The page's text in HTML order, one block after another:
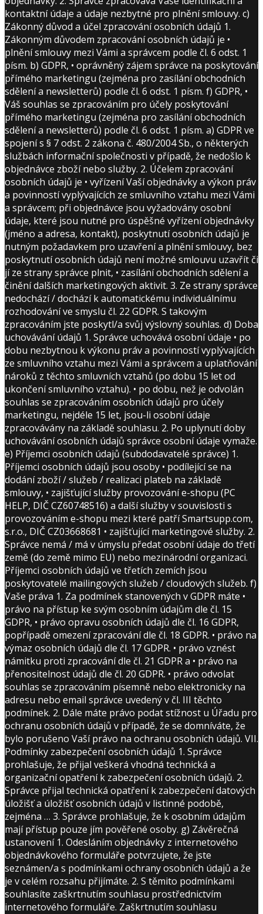
kontaktní údaje a údaje nezbytné pro plnění smlouvy. c)
Zákonný důvod a účel zpracování osobních údajů 1.
Zákonným důvodem zpracování osobních údajů je •
plnění smlouvy mezi Vámi a správcem podle čl. 6 odst. 1
písm. b) GDPR, • oprávněný zájem správce na poskytování
přímého marketingu (zejména pro zasílání obchodních
sdělení a newsletterů) podle čl. 6 odst. 1 písm. f) GDPR, •
Váš souhlas se zpracováním pro účely poskytování
přímého marketingu (zejména pro zasílání obchodních
sdělení a newsletterů) podle čl. 6 odst. 1 písm. a) GDPR ve
spojení s § 7 odst. 2 zákona č. 480/2004 Sb., o některých
službách informační společnosti v případě, že nedošlo k
objednávce zboží nebo služby. 2. Účelem zpracování
osobních údajů je • vyřízení Vaší objednávky a výkon práv
a povinností vyplývajících ze smluvního vztahu mezi Vámi
a správcem; při objednávce jsou vyžadovány osobní
údaje, které jsou nutné pro úspěšné vyřízení objednávky
(jméno a adresa, kontakt), poskytnutí osobních údajů je
nutným požadavkem pro uzavření a plnění smlouvy, bez
poskytnutí osobních údajů není možné smlouvu uzavřít či
jí ze strany správce plnit, • zasílání obchodních sdělení a
činění dalších marketingových aktivit. 3. Ze strany správce
nedochází / dochází k automatickému individuálnímu
rozhodování ve smyslu čl. 22 GDPR. S takovým
zpracováním jste poskytl/a svůj výslovný souhlas. d) Doba
uchovávání údajů 1. Správce uchovává osobní údaje • po
dobu nezbytnou k výkonu práv a povinností vyplývajících
ze smluvního vztahu mezi Vámi a správcem a uplatňování
nároků z těchto smluvních vztahů (po dobu 15 let od
ukončení smluvního vztahu). • po dobu, než je odvolán
souhlas se zpracováním osobních údajů pro účely
marketingu, nejdéle 15 let, jsou-li osobní údaje
zpracovávány na základě souhlasu. 2. Po uplynutí doby
uchovávání osobních údajů správce osobní údaje vymaže.
e) Příjemci osobních údajů (subdodavatelé správce) 1.
Příjemci osobních údajů jsou osoby • podílející se na
dodání zboží / služeb / realizaci plateb na základě
smlouvy, • zajišťující služby provozování e-shopu (PC
HELP, DIČ CZ60748516) a další služby v souvislosti s
provozováním e-shopu mezi které patří Smartsupp.com,
s.r.o., DIČ CZ03668681 • zajišťující marketingové služby. 2.
Správce nemá / má v úmyslu předat osobní údaje do třetí
země (do země mimo EU) nebo mezinárodní organizaci.
Příjemci osobních údajů ve třetích zemích jsou
poskytovatelé mailingových služeb / cloudových služeb. f)
Vaše práva 1. Za podmínek stanovených v GDPR máte •
právo na přístup ke svým osobním údajům dle čl. 15
GDPR, • právo opravu osobních údajů dle čl. 16 GDPR,
popřípadě omezení zpracování dle čl. 18 GDPR. • právo na
výmaz osobních údajů dle čl. 17 GDPR. • právo vznést
námitku proti zpracování dle čl. 21 GDPR a • právo na
přenositelnost údajů dle čl. 20 GDPR. • právo odvolat
souhlas se zpracováním písemně nebo elektronicky na
adresu nebo email správce uvedený v čl. III těchto
podmínek. 2. Dále máte právo podat stížnost u Úřadu pro
ochranu osobních údajů v případě, že se domníváte, že
bylo porušeno Vaší právo na ochranu osobních údajů. VII.
Podmínky zabezpečení osobních údajů 1. Správce
prohlašuje, že přijal veškerá vhodná technická a
organizační opatření k zabezpečení osobních údajů. 2.
Správce přijal technická opatření k zabezpečení datových
úložišť a úložišť osobních údajů v listinné podobě,
zejména … 3. Správce prohlašuje, že k osobním údajům
mají přístup pouze jím pověřené osoby. g) Závěrečná
ustanovení 1. Odesláním objednávky z internetového
objednávkového formuláře potvrzujete, že jste
seznámen/a s podmínkami ochrany osobních údajů a že
je v celém rozsahu přijímáte. 2. S těmito podmínkami
souhlasíte zaškrtnutím souhlasu prostřednictvím
internetového formuláře. Zaškrtnutím souhlasu